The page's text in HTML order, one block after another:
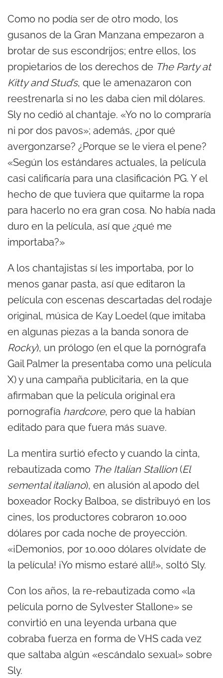
Como no podía ser de otro modo, los
gusanos de la Gran Manzana empezaron a
brotar de sus escondrijos; entre ellos, los
propietarios de los derechos de The Party at
Kitty and Stud’s, que le amenazaron con
reestrenarla si no les daba cien mil dólares.
Sly no cedió al chantaje. «Yo no lo compraría
ni por dos pavos»; además, ¿por qué
avergonzarse? ¿Porque se le viera el pene?
«Según los estándares actuales, la película
casi calificaría para una clasificación PG. Y el
hecho de que tuviera que quitarme la ropa
para hacerlo no era gran cosa. No había nada
duro en la película, así que ¿qué me
importaba?»
A los chantajistas sí les importaba, por lo
menos ganar pasta, así que editaron la
película con escenas descartadas del rodaje
original, música de Kay Loedel (que imitaba
en algunas piezas a la banda sonora de
Rocky), un prólogo (en el que la pornógrafa
Gail Palmer la presentaba como una película
X) y una campaña publicitaria, en la que
afirmaban que la película original era
pornografía hardcore, pero que la habían
editado para que fuera más suave.
La mentira surtió efecto y cuando la cinta,
rebautizada como The Italian Stallion (El
semental italiano), en alusión al apodo del
boxeador Rocky Balboa, se distribuyó en los
cines, los productores cobraron 10.000
dólares por cada noche de proyección.
«¡Demonios, por 10.000 dólares olvídate de
la película! ¡Yo mismo estaré allí!», soltó Sly.
Con los años, la re-rebautizada como «la
película porno de Sylvester Stallone» se
convirtió en una leyenda urbana que
cobraba fuerza en forma de VHS cada vez
que saltaba algún «escándalo sexual» sobre
Sly.